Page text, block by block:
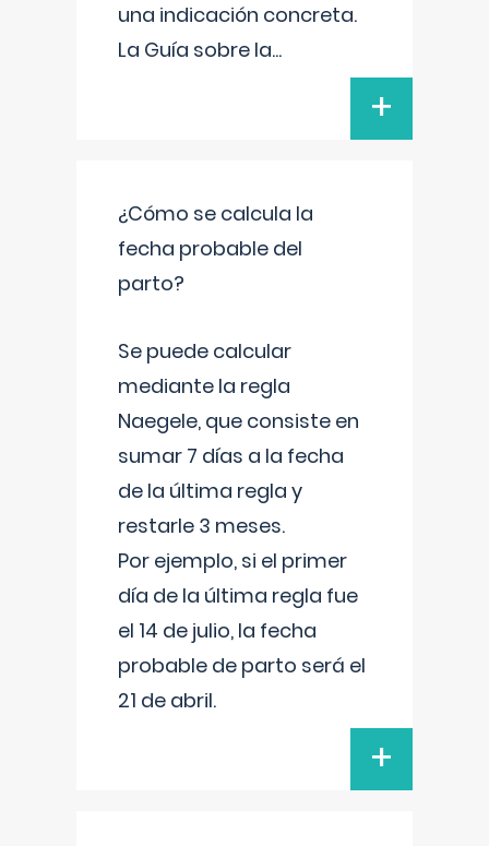
una indicación concreta.
La Guía sobre la...
+
¿Cómo se calcula la
fecha probable del
parto?
Se puede calcular
mediante la regla
Naegele, que consiste en
sumar 7 días a la fecha
de la última regla y
restarle 3 meses.
Por ejemplo, si el primer
día de la última regla fue
el 14 de julio, la fecha
probable de parto será el
21 de abril.
+